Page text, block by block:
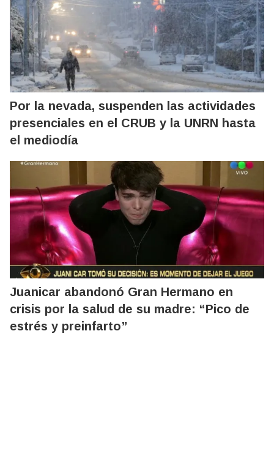
Por la nevada, suspenden las actividades
presenciales en el CRUB y la UNRN hasta
el mediodía
Juanicar abandonó Gran Hermano en
crisis por la salud de su madre: “Pico de
estrés y preinfarto”